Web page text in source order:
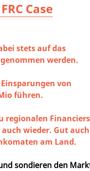
Case
stets auf das
werden.
von
führen.
regionalen Financiers
wieder. Gut auch
am Land.
sondieren den